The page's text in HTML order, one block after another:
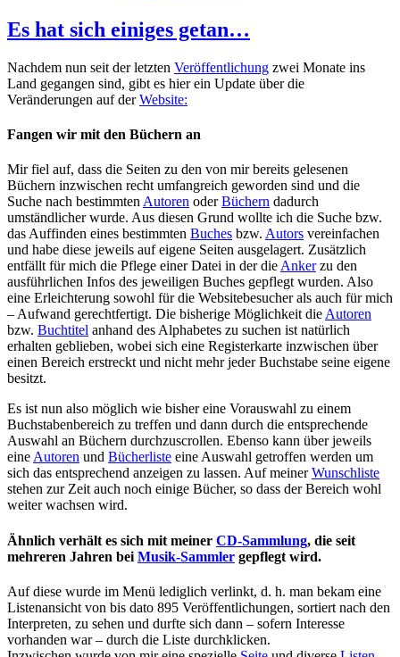
Es hat sich einiges getan…
Nachdem nun seit der letzten Veröffentlichung zwei Monate ins
Land gegangen sind, gibt es hier ein Update über die
Veränderungen auf derWebsite:
Fangen wir mit den Büchern an
Mir fiel auf, dass die Seiten zu den von mir bereits gelesenen
Büchern inzwischen recht umfangreich geworden sind und die
Suche nach bestimmten Autoren oderBüchern dadurch
umständlicher wurde. Aus diesen Grund wollte ich die Suche bzw.
das Auffinden eines bestimmten Buches bzw. Autors vereinfachen
und habe diese jeweils auf eigene Seiten ausgelagert. Zusätzlich
entfällt für mich die Pflege einer Datei in der die Ankerzu den
ausführlichen Infos des jeweiligen Buches gepflegt wurden. Also
eine Erleichterung sowohl für die Websitebesucher als auch für mich
– Aufwand gerechtfertigt. Die bisherige Möglichkeit die Autoren
bzw. Buchtitel anhand des Alphabetes zu suchen ist natürlich
erhalten geblieben, wobei sich eine Registerkarte inzwischen über
einen Bereich erstreckt und nicht mehr jeder Buchstabe seine eigene
besitzt.
Es ist nun also möglich wie bisher eine Vorauswahl zu einem
Buchstabenbereich zu treffen und dann durch die entsprechende
Auswahl an Büchern durchzuscrollen. Ebenso kann über jeweils
eine Autoren und Bücherliste eine Auswahl getroffen werden um
sich das entsprechend anzeigen zu lassen. Auf meinerWunschliste
stehen zur Zeit auch noch einige Bücher, so dass der Bereich wohl
weiter wachsen wird.
Ähnlich verhält es sich mit meiner CD-Sammlung, die seit
mehreren Jahren bei Musik-Sammler gepflegt wird.
Auf diese wurde im Menü lediglich verlinkt, d. h. man bekam eine
Listenansicht von bis dato 895 Veröffentlichungen, sortiert nach den
Interpreten, zu sehen und durfte sich dann – sofern Interesse
vorhanden war – durch die Liste durchklicken.